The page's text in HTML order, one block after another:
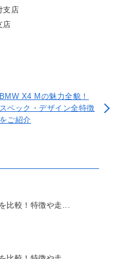
支店
店
BMW X4 Mの魅力全貌！
スペック・デザイン全特徴
をご紹介
比較！特徴や走...